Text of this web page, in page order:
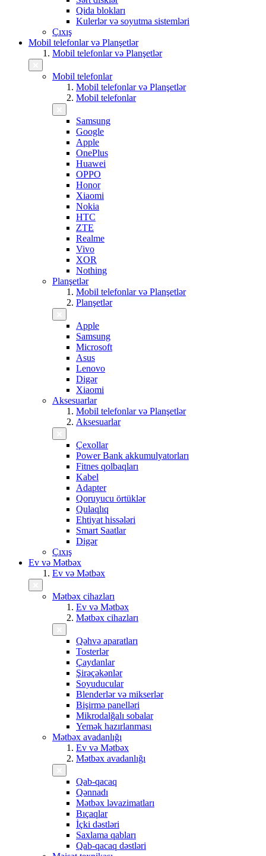
Qida blokları
Kulerlər və soyutma sistemləri
Çıxış
Mobil telefonlar və Planşetlər
Mobil telefonlar və Planşetlər
Mobil telefonlar
Mobil telefonlar və Planşetlər
Mobil telefonlar
Samsung
Google
Apple
OnePlus
Huawei
OPPO
Honor
Xiaomi
Nokia
HTC
ZTE
Realme
Vivo
XOR
Nothing
Planşetlər
Mobil telefonlar və Planşetlər
Planşetlər
Apple
Samsung
Microsoft
Asus
Lenovo
Digər
Xiaomi
Aksesuarlar
Mobil telefonlar və Planşetlər
Aksesuarlar
Çexollar
Power Bank akkumulyatorları
Fitnes qolbaqları
Kabel
Adapter
Qoruyucu örtüklər
Qulaqlıq
Ehtiyat hissələri
Smart Saatlar
Digər
Çıxış
Ev və Mətbəx
Ev və Mətbəx
Mətbəx cihazları
Ev və Mətbəx
Mətbəx cihazları
Qəhvə aparatları
Tosterlər
Çaydanlar
Şirəçəkənlər
Soyuducular
Blenderlər və mikserlər
Bişirmə panelləri
Mikrodalğalı sobalar
Yemək hazırlanması
Mətbəx avadanlığı
Ev və Mətbəx
Mətbəx avadanlığı
Qab-qacaq
Qənnadı
Mətbəx ləvazimatları
Bıçaqlar
İçki dəstləri
Saxlama qabları
Qab-qacaq dəstləri